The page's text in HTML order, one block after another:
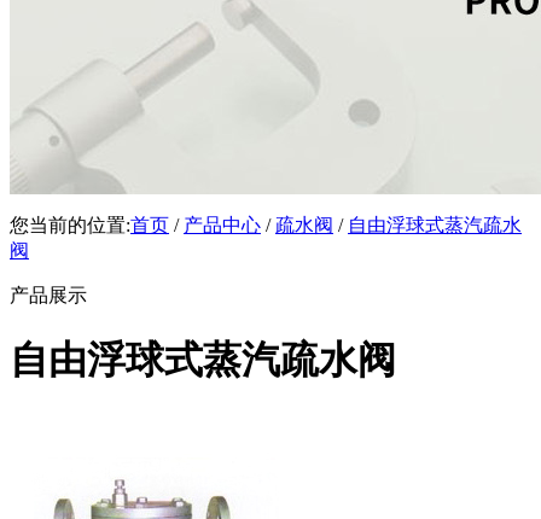
您当前的位置:首页 / 产品中心 /疏水阀 / 自由浮球式蒸汽疏水
阀
产品展示
自由浮球式蒸汽疏水阀